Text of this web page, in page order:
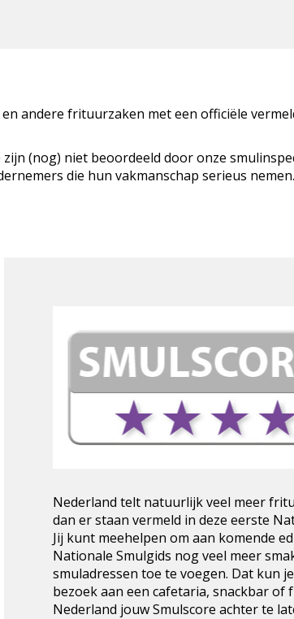
andere frituurzaken met een officiële
(nog) niet beoordeeld door onze
die hun vakmanschap serieus nemen.
Nederland telt natuurlijk veel meer
dan er staan vermeld in deze eerste
Jij kunt meehelpen om aan komende
Nationale Smulgids nog veel meer
smuladressen toe te voegen. Dat kun
bezoek aan een cafetaria, snackbar of
Nederland jouw Smulscore achter te